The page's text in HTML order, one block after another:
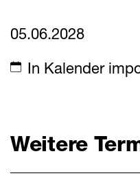
05.06.2028
In Kalender
Weitere
Aktuelles
Mitteilungen
Downloads